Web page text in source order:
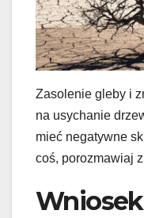
Zasolenie gleby i
na usychanie
mieć negatywne
coś, porozmawiaj
Wniosek